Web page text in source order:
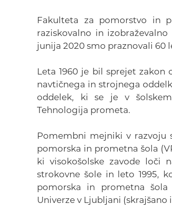
Fakulteta za pomorstvo in
raziskovalno in
junija 2020 smo praznovali 60
Leta 1960 je bil sprejet zakon
navtičnega in strojnega
oddelek, ki se je v
Tehnologija prometa.
Pomembni mejniki v razvoju
pomorska in prometna šola
ki visokošolske zavode loči
strokovne šole in leto 1995,
pomorska in prometna
Univerze v Ljubljani (skrajšano